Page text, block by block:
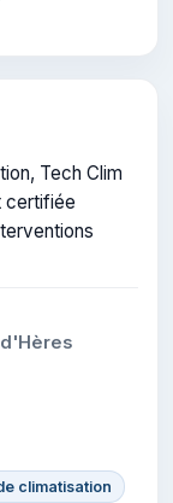
Tech Clim
certifiée
climatisation